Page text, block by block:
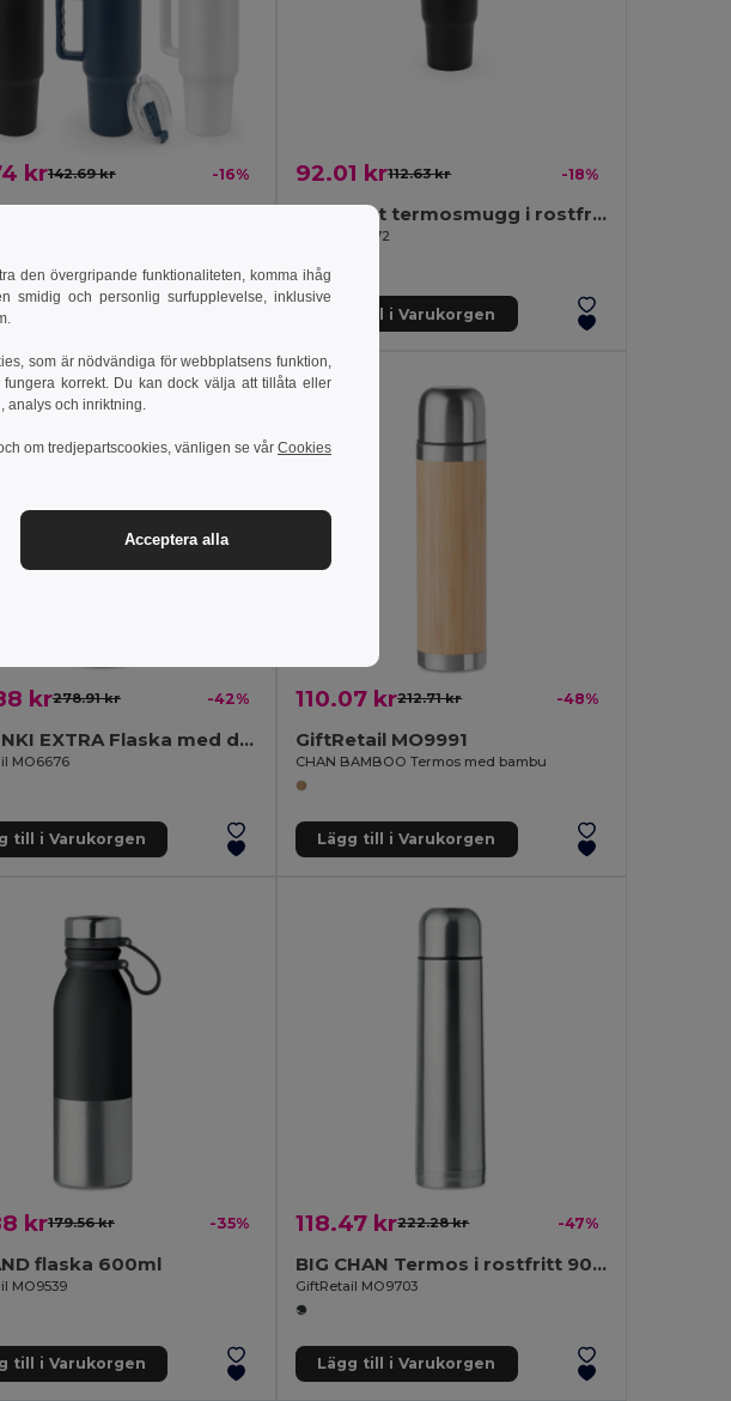
kr142.69 kr -16%
till i Varukorgen
92.01 kr112.63 kr -18%
Kompakt termosmugg i rostfritt stål (91 % återvunnen) med vakuumisolerad dubbelvägg och matt yta, 600 ml
Egotier 94372
Lägg till i Varukorgen
kr278.91 kr -42%
HELSINKI EXTRA Flaska med dubbelvägg 1,5 liter
MO6676
till i Varukorgen
110.07 kr212.71 kr -48%
GiftRetail MO9991
CHAN BAMBOO Termos med bambu
Lägg till i Varukorgen
kr179.56 kr -35%
flaska 600ml
MO9539
till i Varukorgen
118.47 kr222.28 kr -47%
BIG CHAN Termos i rostfritt 900 ml
GiftRetail MO9703
Lägg till i Varukorgen
den övergripande funktionaliteten, komma ihåg
smidig och personlig surfupplevelse, inklusive
som är nödvändiga för webbplatsens funktion,
korrekt. Du kan dock välja att tillåta eller
analys och inriktning.
om tredjepartscookies, vänligen se vår Cookies
Acceptera alla